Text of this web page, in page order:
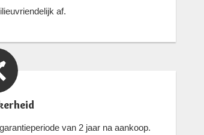
af.
van 2 jaar na aankoop.